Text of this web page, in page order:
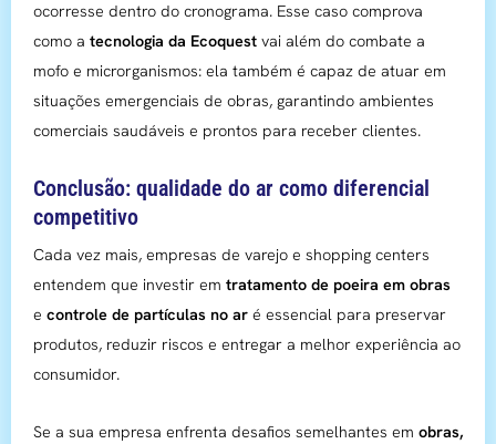
ocorresse dentro do cronograma. Esse caso comprova
como a tecnologia da Ecoquest vai além do combate a
mofo e microrganismos: ela também é capaz de atuar em
situações emergenciais de obras, garantindo ambientes
comerciais saudáveis e prontos para receber clientes.
Conclusão: qualidade do ar como diferencial
competitivo
Cada vez mais, empresas de varejo e shopping centers
entendem que investir em tratamento de poeira em obras
e controle de partículas no ar é essencial para preservar
produtos, reduzir riscos e entregar a melhor experiência ao
consumidor.
Se a sua empresa enfrenta desafios semelhantes em obras,